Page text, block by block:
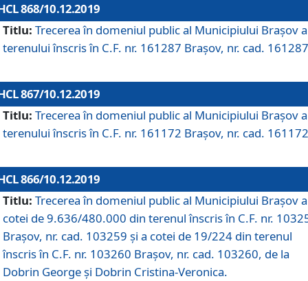
868/10.12.2019
Titlu: Trecerea în domeniul public al Municipiului Braşov a
terenului înscris în C.F. nr. 161287 Brașov, nr. cad.
867/10.12.2019
Titlu: Trecerea în domeniul public al Municipiului Braşov a
terenului înscris în C.F. nr. 161172 Brașov, nr. cad.
866/10.12.2019
Titlu: Trecerea în domeniul public al Municipiului Braşov a
cotei de 9.636/480.000 din terenul înscris în C.F. nr.
Brașov, nr. cad. 103259 și a cotei de 19/224 din terenul
înscris în C.F. nr. 103260 Brașov, nr. cad. 103260, de la
Dobrin George și Dobrin Cristina-Veronica.